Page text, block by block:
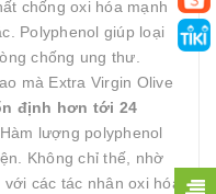
chống oxi hóa mạnh
Polyphenol giúp loại
chống ung thư.
mà Extra Virgin Olive
định hơn tới 24
. Hàm lượng polyphenol
Không chỉ thế, nhờ
các tác nhân oxi hóa